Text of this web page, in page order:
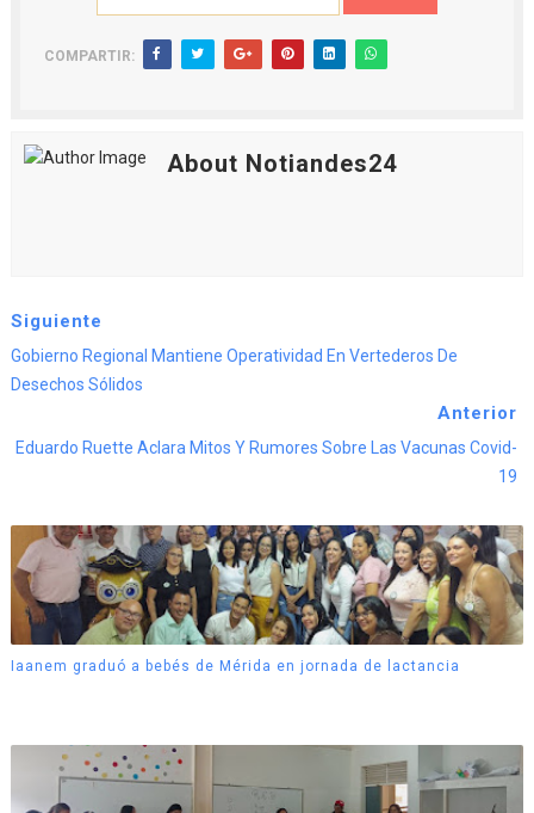
COMPARTIR:
About Notiandes24
Siguiente
Gobierno Regional Mantiene Operatividad En Vertederos De
Desechos Sólidos
Anterior
Eduardo Ruette Aclara Mitos Y Rumores Sobre Las Vacunas Covid-
19
Iaanem graduó a bebés de Mérida en jornada de lactancia